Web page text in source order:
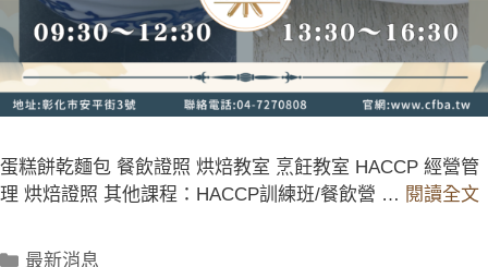
蛋糕餅乾麵包 餐飲證照 烘焙教室 烹飪教室 HACCP 經營管
理 烘焙證照 其他課程：HACCP訓練班/餐飲營 … 閱讀全文
最新消息